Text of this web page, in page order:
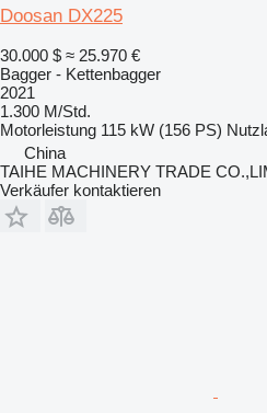
Doosan DX225
30.000 $ ≈ 25.970 €
Bagger - Kettenbagger
2021
1.300 M/Std.
Motorleistung 115 kW (156 PS)
China
TAIHE MACHINERY TRADE
Verkäufer kontaktieren